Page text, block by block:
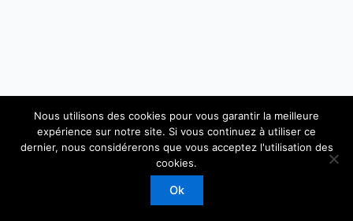
Copyright © 2026 Laboratoire de Physique Théorique et
Modèles Statistiques
Nous utilisons des cookies pour vous garantir la meilleure
expérience sur notre site. Si vous continuez à utiliser ce
dernier, nous considérerons que vous acceptez l'utilisation des
cookies.
Ok